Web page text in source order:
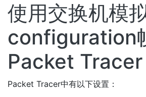
使用交换机模
configuration
Packet Tracer
Packet Tracer中有以下设置：